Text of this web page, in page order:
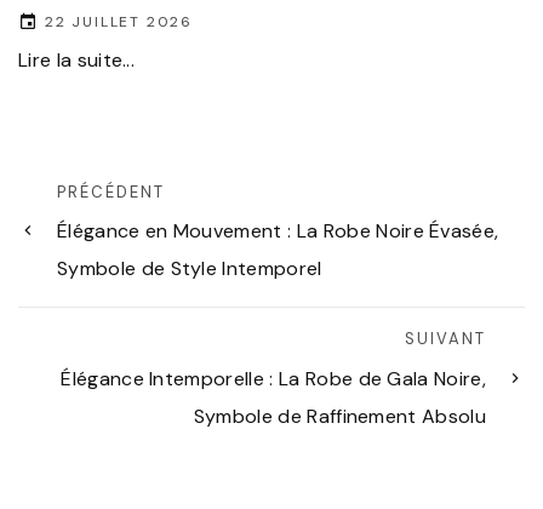
22 JUILLET 2026
Lire la suite...
PRÉCÉDENT
Élégance en Mouvement : La Robe Noire Évasée,
Symbole de Style Intemporel
SUIVANT
Élégance Intemporelle : La Robe de Gala Noire,
Symbole de Raffinement Absolu